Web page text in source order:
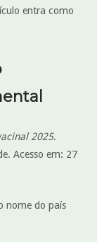
entra como
2025.
Acesso em: 27
nome do país